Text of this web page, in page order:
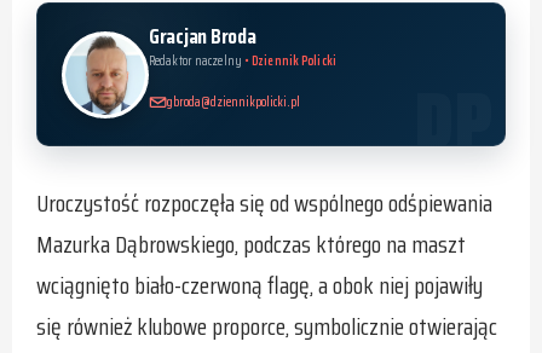
Gracjan Broda
Redaktor naczelny • Dziennik Policki
gbroda@dziennikpolicki.pl
Uroczystość rozpoczęła się od wspólnego odśpiewania
Mazurka Dąbrowskiego, podczas którego na maszt
wciągnięto biało-czerwoną flagę, a obok niej pojawiły
się również klubowe proporce, symbolicznie otwierając